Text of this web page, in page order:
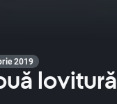
2019
lovitură